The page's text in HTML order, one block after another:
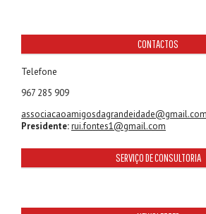
CONTACTOS
Telefone
967 285 909
associacaoamigosdagrandeidade@gmail.com
Presidente:rui.fontes1@gmail.com
SERVIÇO DE CONSULTORIA